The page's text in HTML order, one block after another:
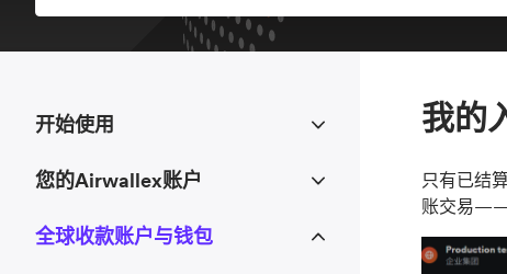
我的
只有已结
账交易——
开始使用
您的Airwallex账户
全球收款账户与钱包